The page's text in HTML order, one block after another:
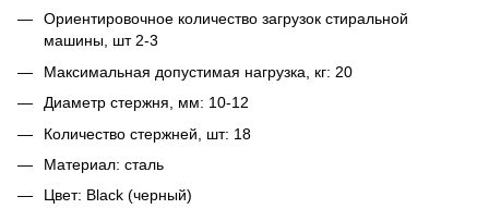
Ориентировочное количество загрузок стиральной
машины, шт 2-3
Максимальная допустимая нагрузка, кг: 20
Диаметр стержня, мм: 10-12
Количество стержней, шт: 18
Материал: сталь
Цвет: Black (черный)